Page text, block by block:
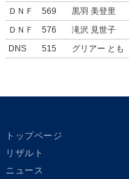
ＤＮＦ
569 黒羽 美登里
ＤＮＦ
576 滝沢 見世子
DNS
515 グリアー とも
トップページ
リザルト
ニュース